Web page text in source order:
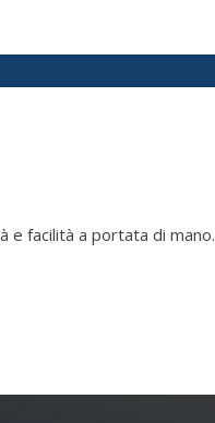
e facilità a portata di mano.